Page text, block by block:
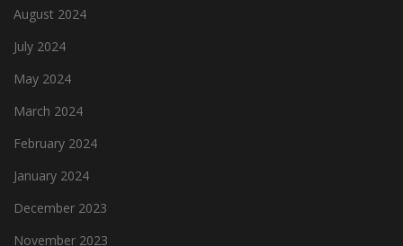
August 2024
July 2024
May 2024
March 2024
February 2024
January 2024
December 2023
November 2023